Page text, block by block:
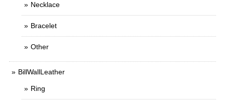
Necklace
Bracelet
Other
BillWallLeather
Ring